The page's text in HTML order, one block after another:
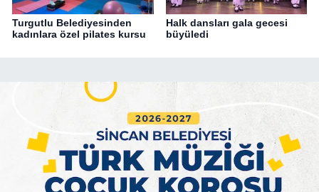
Turgutlu Belediyesinden
kadınlara özel pilates kursu
Halk dansları gala gecesi
büyüledi